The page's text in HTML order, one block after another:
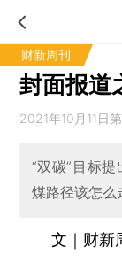
财新周刊
封面报道
2021年10月11日
“双碳”目标
煤路径该怎么
文｜财新